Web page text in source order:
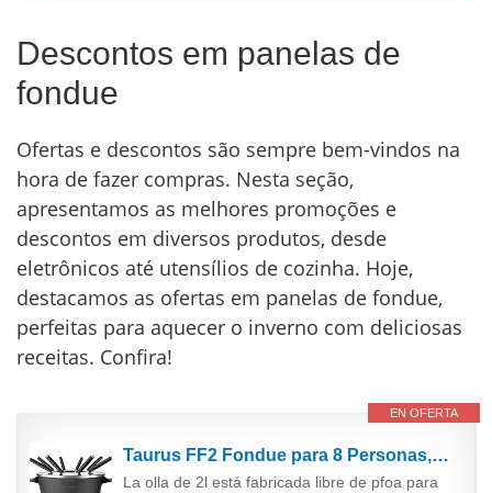
Descontos em panelas de
fondue
Ofertas e descontos são sempre bem-vindos na
hora de fazer compras. Nesta seção,
apresentamos as melhores promoções e
descontos em diversos produtos, desde
eletrônicos até utensílios de cozinha. Hoje,
destacamos as ofertas em panelas de fondue,
perfeitas para aquecer o inverno com deliciosas
receitas. Confira!
EN OFERTA
Taurus FF2 Fondue para 8 Personas, 100 W, Capacidad de 2 L, Olla Libre de PFOA, Color en Acero...
La olla de 2l está fabricada libre de pfoa para